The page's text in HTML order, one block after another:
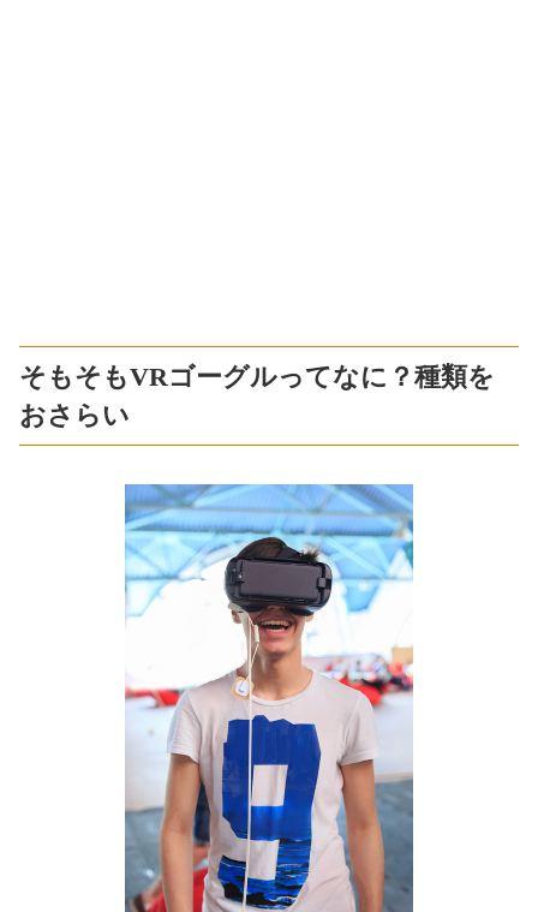
そもそもVRゴーグルってなに？種類を
おさらい